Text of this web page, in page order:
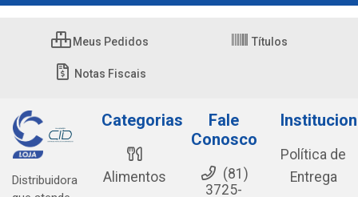
Meus Pedidos Títulos
Notas Fiscais
Distribuidora
Categorias
Alimentos
Fale
Conosco
(81)
3725-
Política de
Entrega